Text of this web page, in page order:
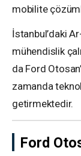
mobilite
İstanbul’daki
mühendislik
da Ford
zamanda
getirmektedir.
Ford